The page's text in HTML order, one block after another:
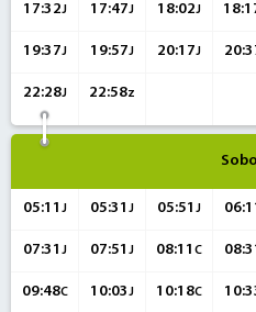
17:32J 17:47J 18:02J
19:37J 19:57J 20:17J
22:28J 22:58z
05:11 J 05:31 J 05:51 J
07:31 J 07:51 J 08:11 C
09:48C 10:03J 10:18C